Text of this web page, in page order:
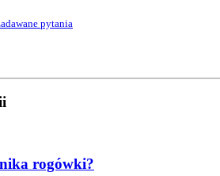
pytania
rogówki?